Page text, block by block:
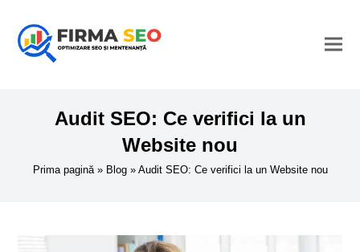
Audit SEO: Ce verifici la un
Website nou
Prima pagină» Blog» Audit SEO: Ce verifici la un Website nou